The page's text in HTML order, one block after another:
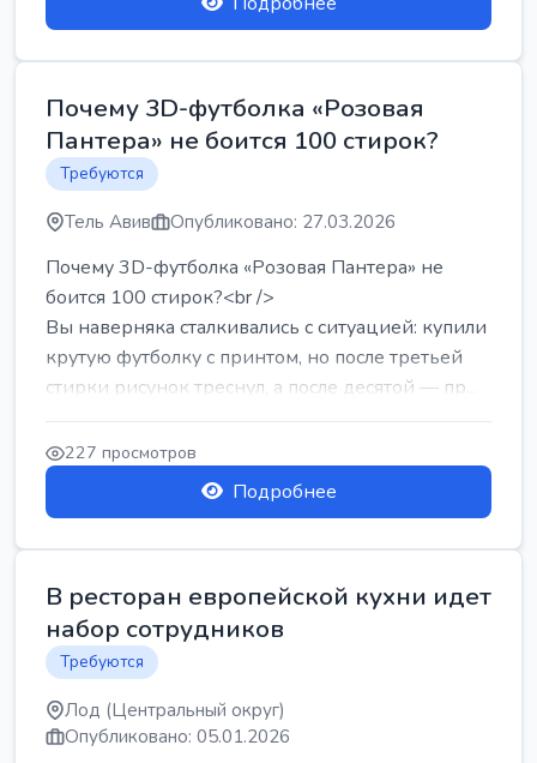
Почему 3D-футболка «Розовая
Пантера» не боится 100 стирок?
Требуются
Тель Авив Опубликовано: 27.03.2026
Почему 3D-футболка «Розовая Пантера» не
боится 100 стирок?<br />
Вы наверняка сталкивались с ситуацией: купили
крутую футболку с принтом, но после третьей
стирки рисунок треснул, а после десятой — пр...
227 просмотров
Подробнее
В ресторан европейской кухни идет
набор сотрудников
Требуются
Лод (Центральный округ)
Опубликовано: 05.01.2026